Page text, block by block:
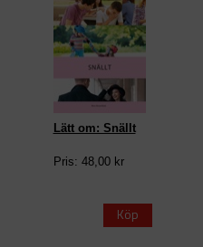
Lätt om: Snällt
Pris: 48,00 kr
Köp